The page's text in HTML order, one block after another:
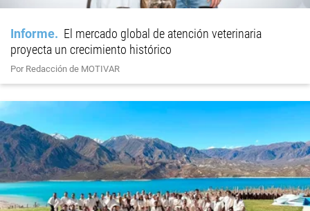
Informe
El mercado global de atención veterinaria
proyecta un crecimiento histórico
Por Redacción de MOTIVAR